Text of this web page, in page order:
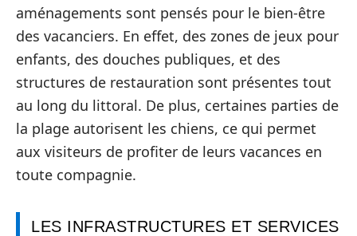
aménagements sont pensés pour le bien-être
des vacanciers. En effet, des zones de jeux pour
enfants, des douches publiques, et des
structures de restauration sont présentes tout
au long du littoral. De plus, certaines parties de
la plage autorisent les chiens, ce qui permet
aux visiteurs de profiter de leurs vacances en
toute compagnie.
LES INFRASTRUCTURES ET SERVICES